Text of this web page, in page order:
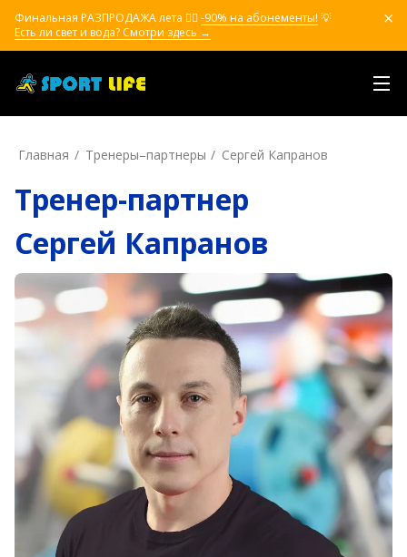
Финальная РАЗПРОДАЖА лета ❤️‍🔥 -90% на абонементы! 💡
Есть ли свет и вода? Смотри здесь →
Главная Тренеры–пapтнepы Сергей Капранов
Тренер-партнер
Сергей Капранов